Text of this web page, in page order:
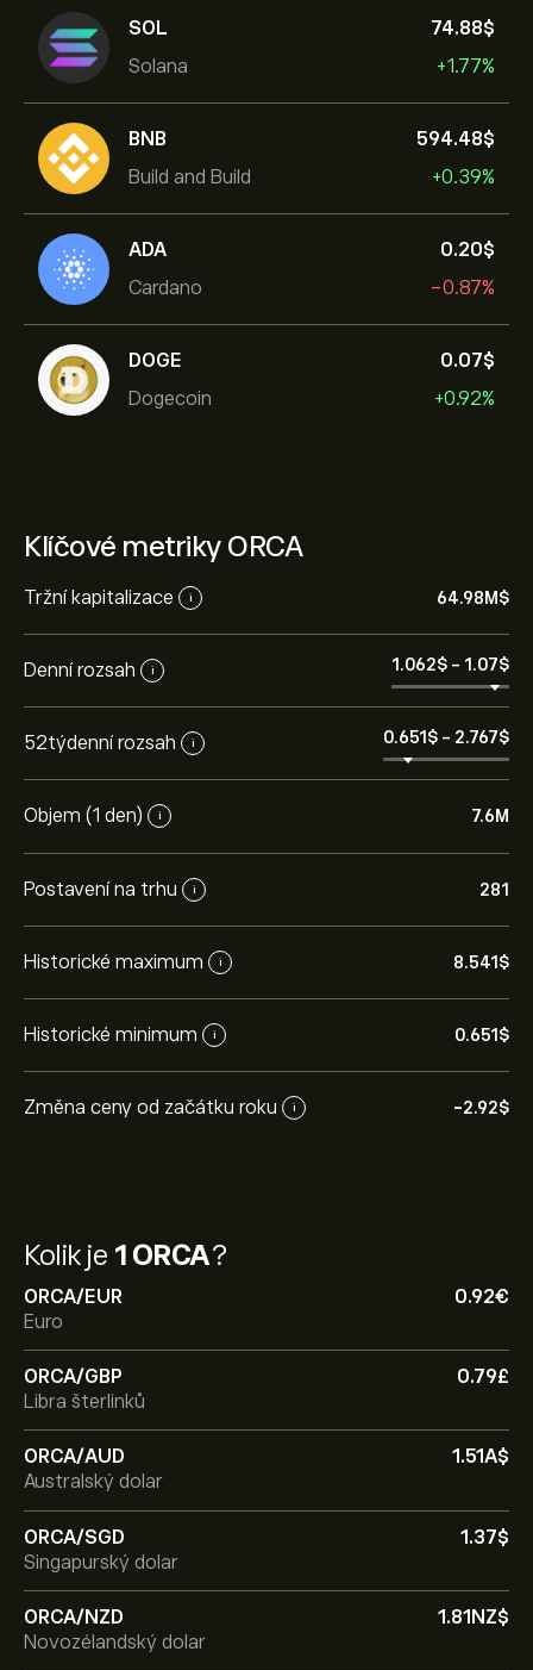
SOL
Solana
74.88‎$‎
+1.77%
BNB
Build and Build
594.48‎$‎
+0.39%
ADA
Cardano
0.20‎$‎
-0.87%
DOGE
Dogecoin
0.07‎$‎
+0.92%
Kolik je 1 ORCA?
ORCA/EUR
0.92‎€‎
Euro
ORCA/GBP
0.79‎£‎
Libra šterlinků
ORCA/AUD
1.51‎A$‎
Australský dolar
ORCA/SGD
1.37‎$‎
Singapurský dolar
ORCA/NZD
1.81‎NZ$‎
Novozélandský dolar
Klíčové metriky ORCA
Tržní kapitalizace i 64.98M‎$‎
Denní rozsah i 1.062‎$‎ - 1.07‎$‎
52týdenní rozsah i 0.651‎$‎ - 2.767‎$‎
Objem (1 den) i 7.6M
Postavení na trhu i 281
Historické maximum i 8.541‎$‎
Historické minimum i 0.651‎$‎
Změna ceny od začátku roku i -2.92‎$‎